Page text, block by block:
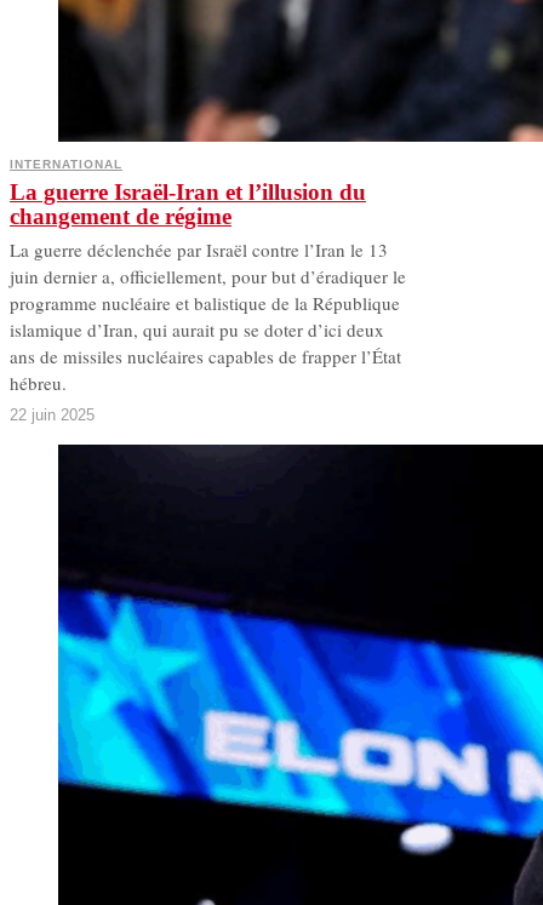
INTERNATIONAL
La guerre Israël-Iran et l’illusion du
changement de régime
La guerre déclenchée par Israël contre l’Iran le 13
juin dernier a, officiellement, pour but d’éradiquer le
programme nucléaire et balistique de la République
islamique d’Iran, qui aurait pu se doter d’ici deux
ans de missiles nucléaires capables de frapper l’État
hébreu.
22 juin 2025